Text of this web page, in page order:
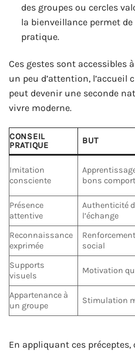
des groupes ou cercles
la bienveillance permet
pratique.
Ces gestes sont accessibles
un peu d’attention, l’accueil
peut devenir une seconde
vivre moderne.
CONSEIL
PRATIQUE
BUT
Imitation
consciente
bons
Présence
attentive
Authenticité
l’échange
Reconnaissance
exprimée
social
Supports
visuels
Motivation
Appartenance à
un groupe
Stimulation
En appliquant ces